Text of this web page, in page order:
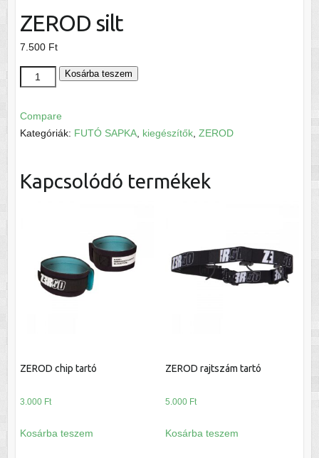
ZEROD silt
7.500 Ft
ZEROD
silt
Kosárba teszem
Compare
Kategóriák: FUTÓ SAPKA, kiegészítők, ZEROD
Kapcsolódó termékek
ZEROD chip tartó
3.000 Ft
Kosárba teszem
ZEROD rajtszám tartó
5.000 Ft
Kosárba teszem